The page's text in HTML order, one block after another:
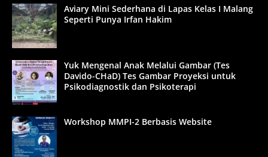
Aviary Mini Sederhana di Lapas Kelas I Malang
Seperti Punya Irfan Hakim
Yuk Mengenal Anak Melalui Gambar (Tes
Davido-CHaD) Tes Gambar Proyeksi untuk
Psikodiagnostik dan Psikoterapi
Workshop MMPI-2 Berbasis Website